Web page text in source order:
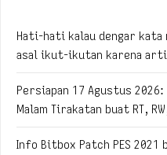
Hati-hati kalau dengar kata
asal ikut-ikutan karena
Persiapan 17 Agustus
Malam Tirakatan buat RT,
Info Bitbox Patch PES 2021